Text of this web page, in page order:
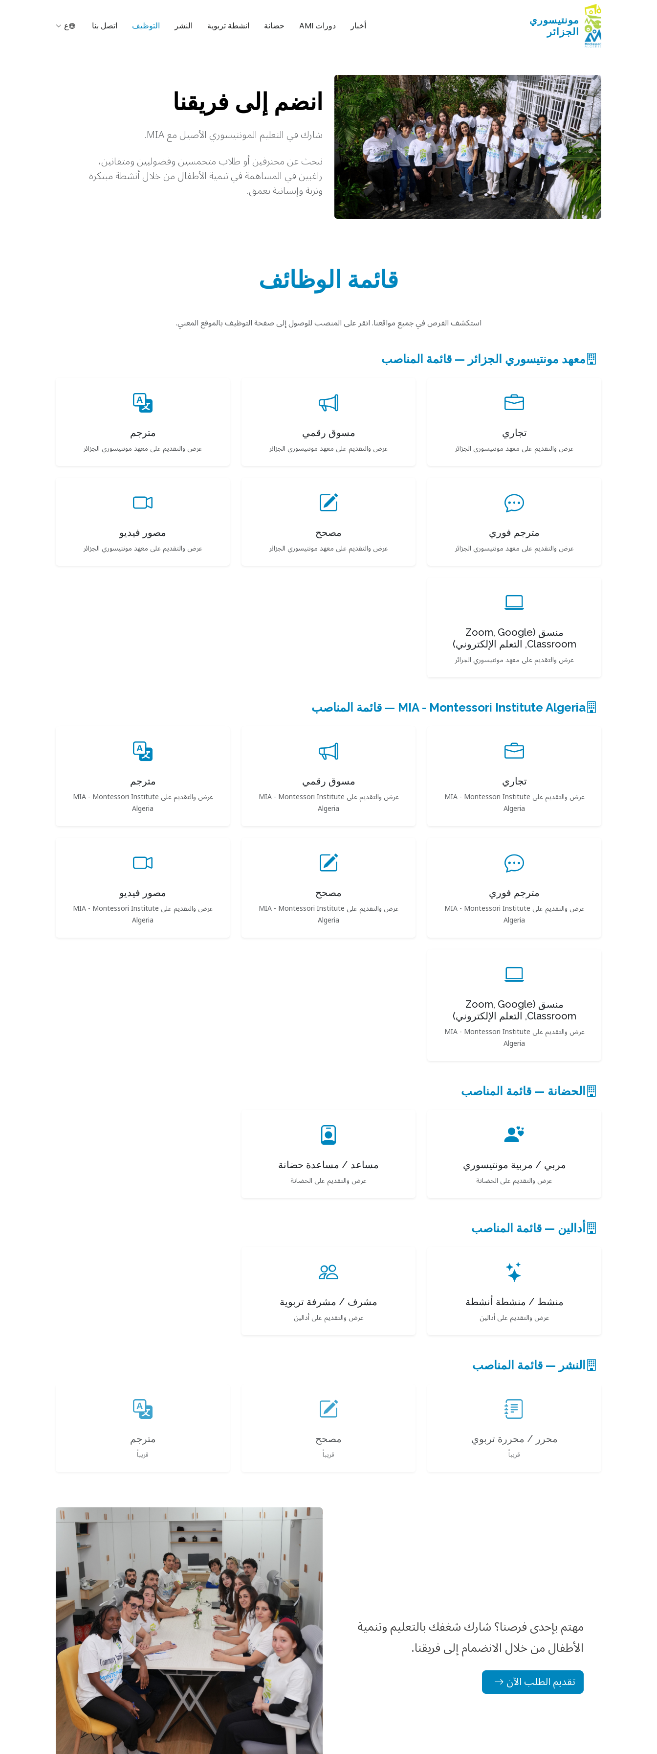
مونتيسوري
الجزائر
أخبار دورات AMI حضانة انشطة تربوية النشر التوظيف اتصل بنا ع
انضم إلى فريقنا
شارك في التعليم المونتيسوري الأصيل مع MIA.
نبحث عن محترفين أو طلاب متحمسين وفضوليين ومتفانين،
راغبين في المساهمة في تنمية الأطفال من خلال أنشطة مبتكرة
وثرية وإنسانية بعمق.
قائمة الوظائف
استكشف الفرص في جميع مواقعنا. انقر على المنصب للوصول إلى صفحة التوظيف بالموقع المعني.
معهد مونتيسوري الجزائر — قائمة المناصب
تجاري
عرض والتقديم على معهد مونتيسوري الجزائر
مسوق رقمي
عرض والتقديم على معهد مونتيسوري الجزائر
مترجم
عرض والتقديم على معهد مونتيسوري الجزائر
مترجم فوري
عرض والتقديم على معهد مونتيسوري الجزائر
مصحح
عرض والتقديم على معهد مونتيسوري الجزائر
مصور فيديو
عرض والتقديم على معهد مونتيسوري الجزائر
منسق (Zoom, Google
Classroom, التعلم الإلكتروني)
عرض والتقديم على معهد مونتيسوري الجزائر
MIA - Montessori Institute Algeria — قائمة المناصب
تجاري
عرض والتقديم على MIA - Montessori Institute
Algeria
مسوق رقمي
عرض والتقديم على MIA - Montessori Institute
Algeria
مترجم
عرض والتقديم على MIA - Montessori Institute
Algeria
مترجم فوري
عرض والتقديم على MIA - Montessori Institute
Algeria
مصحح
عرض والتقديم على MIA - Montessori Institute
Algeria
مصور فيديو
عرض والتقديم على MIA - Montessori Institute
Algeria
منسق (Zoom, Google
Classroom, التعلم الإلكتروني)
عرض والتقديم على MIA - Montessori Institute
Algeria
الحضانة — قائمة المناصب
مربي / مربية مونتيسوري
عرض والتقديم على الحضانة
مساعد / مساعدة حضانة
عرض والتقديم على الحضانة
أدالين — قائمة المناصب
منشط / منشطة أنشطة
عرض والتقديم على أدالين
مشرف / مشرفة تربوية
عرض والتقديم على أدالين
النشر — قائمة المناصب
محرر / محررة تربوي
قريباً
مصحح
قريباً
مترجم
قريباً
مهتم بإحدى فرصنا؟ شارك شغفك بالتعليم وتنمية
الأطفال من خلال الانضمام إلى فريقنا.
تقديم الطلب الآن